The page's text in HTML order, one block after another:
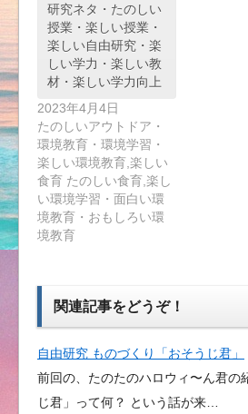
研究ネタ・たのしい
授業・楽しい授業・
楽しい自由研究・楽
しい学力・楽しい教
材・楽しい学力向上
2023年4月4日
たのしいアウトドア・
環境教育・環境学習・
楽しい環境教育,楽しい
食育 たのしい食育,楽し
い環境学習・面白い環
境教育・おもしろい環
境教育
関連記事をどうぞ！
自由研究 ものづくり「おそうじ君」
前回の、たのたのハロウィ〜ん君の
じ君」って何？ という話が来…